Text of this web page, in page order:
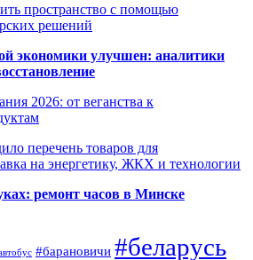
пространство с помощью
решений
экономики улучшен: аналитики
2026: от веганства к
перечень товаров для
на энергетику, ЖКХ и технологии
ремонт часов в Минске
#барановичи #беларусь